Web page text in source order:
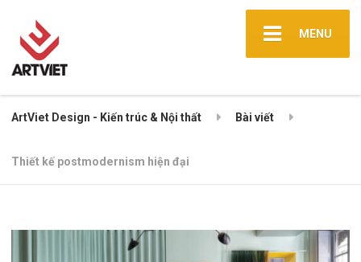
MENU
ArtViet Design - Kiến trúc & Nội thất Bài viết
Thiết kế postmodernism hiện đại